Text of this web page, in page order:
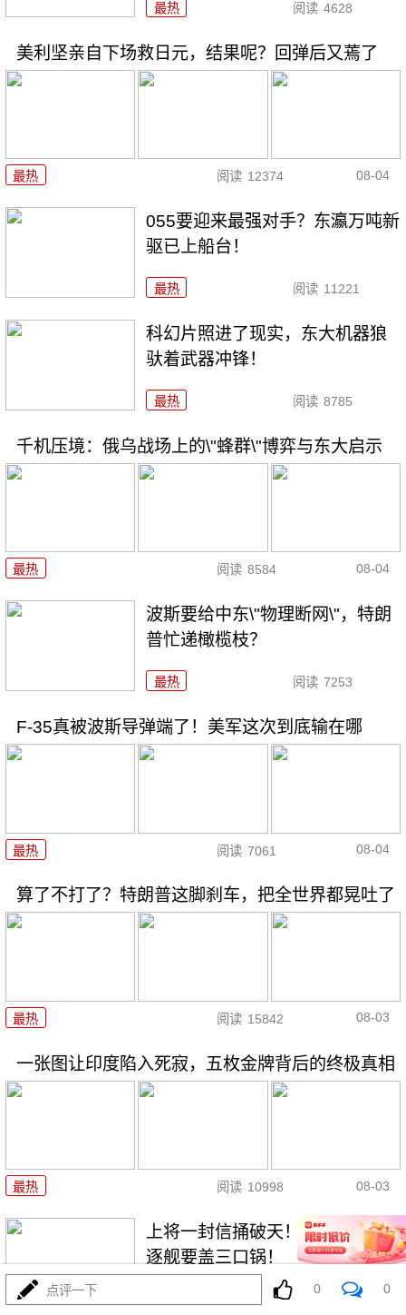
最热 阅读 4628
美利坚亲自下场救日元，结果呢？回弹后又蔫了
最热 阅读 12374 08-04
055要迎来最强对手？东瀛万吨新
驱已上船台！
最热 阅读 11221
科幻片照进了现实，东大机器狼
驮着武器冲锋！
最热 阅读 8785
千机压境：俄乌战场上的\"蜂群\"博弈与东大启示
最热 阅读 8584 08-04
波斯要给中东\"物理断网\"，特朗
普忙递橄榄枝？
最热 阅读 7253
F-35真被波斯导弹端了！美军这次到底输在哪
最热 阅读 7061 08-04
算了不打了？特朗普这脚刹车，把全世界都晃吐了
最热 阅读 15842 08-03
一张图让印度陷入死寂，五枚金牌背后的终极真相
最热 阅读 10998 08-03
上将一封信捅破天！美军五艘驱
逐舰要盖三口锅！
7647
点评一下 0 0